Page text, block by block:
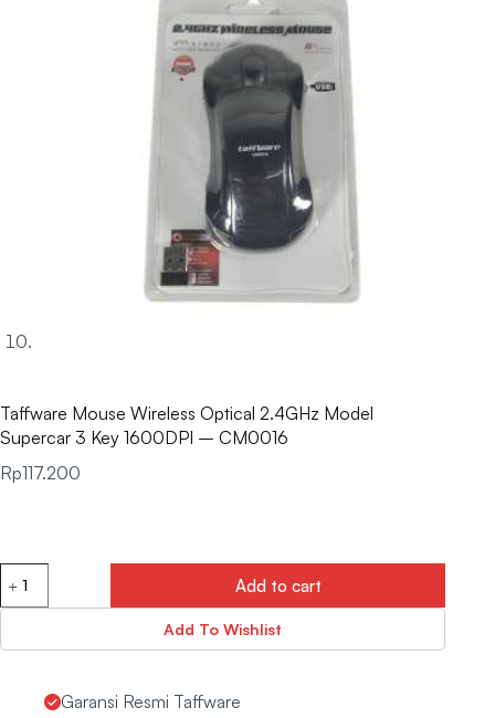
Taffware Mouse Wireless Optical 2.4GHz Model
Supercar 3 Key 1600DPI – CM0016
Rp117.200
Add to cart
Add To Wishlist
Garansi Resmi Taffware